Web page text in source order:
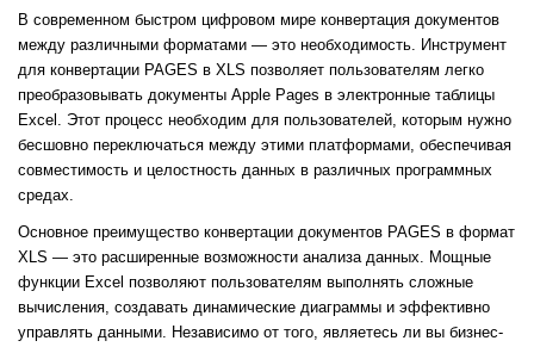
В современном быстром цифровом мире конвертация документов
между различными форматами — это необходимость. Инструмент
для конвертации PAGES в XLS позволяет пользователям легко
преобразовывать документы Apple Pages в электронные таблицы
Excel. Этот процесс необходим для пользователей, которым нужно
бесшовно переключаться между этими платформами, обеспечивая
совместимость и целостность данных в различных программных
средах.
Основное преимущество конвертации документов PAGES в формат
XLS — это расширенные возможности анализа данных. Мощные
функции Excel позволяют пользователям выполнять сложные
вычисления, создавать динамические диаграммы и эффективно
управлять данными. Независимо от того, являетесь ли вы бизнес-